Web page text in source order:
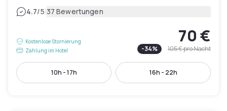
4.7/5|37 Bewertungen
Kostenlose Stornierung
Zahlung im Hotel
70 €
-34% 105 €pro Nacht
10h - 17h 16h - 22h